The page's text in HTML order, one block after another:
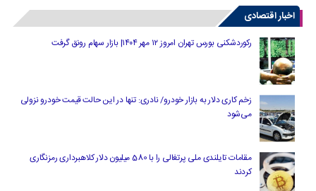
اخبار اقتصادی
رکوردشکنی بورس تهران امروز ۱۲ مهر ۱۴۰۴| بازار سهام رونق گرفت
زخم کاری دلار به بازار خودرو/ نادری: تنها در این حالت قیمت خودرو نزولی
می‌شود
مقامات تایلندی ملی پرتغالی را با 580 میلیون دلار کلاهبرداری رمزنگاری
کردند